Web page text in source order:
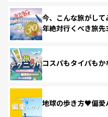
今、こんな旅がし
年絶対行くべき旅先
コスパもタイパも
地球の歩き方♥偏愛